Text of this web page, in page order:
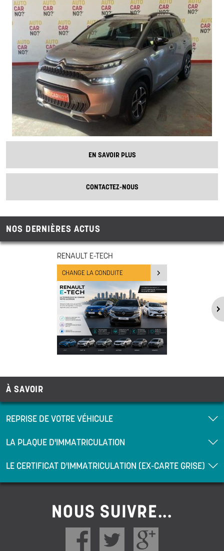
EN SAVOIR PLUS
CONTACTEZ-NOUS
NOS DERNIÈRES ACTUS
RENAULT E-TECH
CHANGE LA CONDUITE
À SAVOIR
REPRISE DE VOTRE VÉHICULE
LA PLAQUE D'IMMATRICULATION
LE CERTIFICAT D'IMMATRICULATION (EX-CARTE GRISE)
NOUS SUIVRE...